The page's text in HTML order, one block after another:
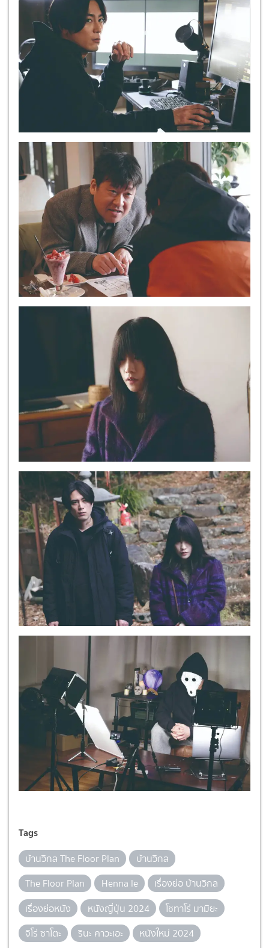
Tags
บ้านวิกล The Floor Plan
บ้านวิกล
The Floor Plan
Henna le
เรื่องย่อ บ้านวิกล
เรื่องย่อหนัง
หนังญี่ปุ่น 2024
โชทาโร่ มามิยะ
จิโร่ ซาโตะ
รินะ คาวะเอะ
หนังใหม่ 2024